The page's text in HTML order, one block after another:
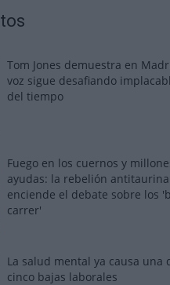
Tom Jones demuestra en
voz sigue desafiando
del tiempo
Fuego en los cuernos y
ayudas: la rebelión
enciende el debate sobre los
carrer'
La salud mental ya causa una
cinco bajas laborales